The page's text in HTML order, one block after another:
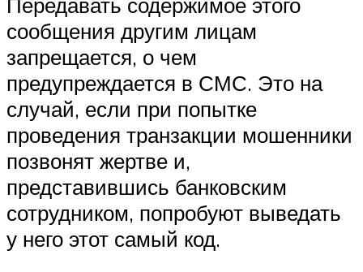
Передавать содержимое этого
сообщения другим лицам
запрещается, о чем
предупреждается в СМС. Это на
случай, если при попытке
проведения транзакции мошенники
позвонят жертве и,
представившись банковским
сотрудником, попробуют выведать
у него этот самый код.